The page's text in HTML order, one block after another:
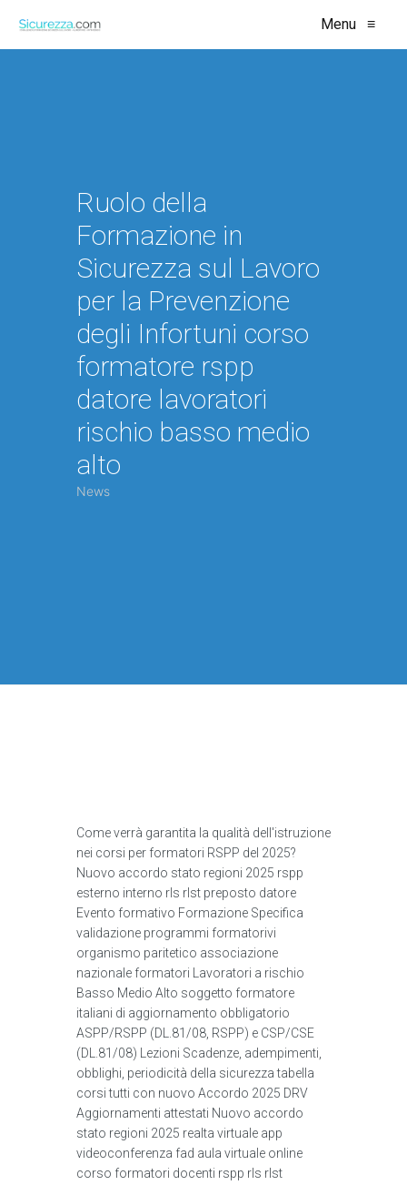
Menu ≡
Ruolo della
Formazione in
Sicurezza sul Lavoro
per la Prevenzione
degli Infortuni corso
formatore rspp
datore lavoratori
rischio basso medio
alto
News
Come verrà garantita la qualità dell'istruzione
nei corsi per formatori RSPP del 2025?
Nuovo accordo stato regioni 2025 rspp
esterno interno rls rlst preposto datore
Evento formativo Formazione Specifica
validazione programmi formatorivi
organismo paritetico associazione
nazionale formatori Lavoratori a rischio
Basso Medio Alto soggetto formatore
italiani di aggiornamento obbligatorio
ASPP/RSPP (DL.81/08, RSPP) e CSP/CSE
(DL.81/08) Lezioni Scadenze, adempimenti,
obblighi, periodicità della sicurezza tabella
corsi tutti con nuovo Accordo 2025 DRV
Aggiornamenti attestati Nuovo accordo
stato regioni 2025 realta virtuale app
videoconferenza fad aula virtuale online
corso formatori docenti rspp rls rlst